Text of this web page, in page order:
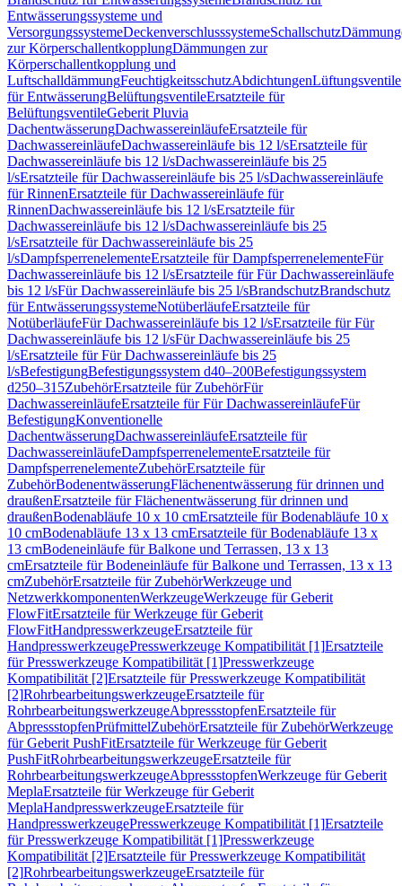
Entwässerungssysteme und
VersorgungssystemeDeckenverschlusssystemeSchallschutz
zur KörperschallentkopplungDämmungen zur
Körperschallentkopplung und
LuftschalldämmungFeuchtigkeitsschutzAbdichtungenLüftungsventile
für EntwässerungBelüftungsventileErsatzteile für
BelüftungsventileGeberit Pluvia
DachentwässerungDachwassereinläufeErsatzteile für
DachwassereinläufeDachwassereinläufe bis 12 l/sErsatzteile für
Dachwassereinläufe bis 12 l/sDachwassereinläufe bis 25
l/sErsatzteile für Dachwassereinläufe bis 25 l/sDachwassereinläufe
für RinnenErsatzteile für Dachwassereinläufe für
RinnenDachwassereinläufe bis 12 l/sErsatzteile für
Dachwassereinläufe bis 12 l/sDachwassereinläufe bis 25
l/sErsatzteile für Dachwassereinläufe bis 25
l/sDampfsperrenelementeErsatzteile für DampfsperrenelementeFür
Dachwassereinläufe bis 12 l/sErsatzteile für Für Dachwassereinläufe
bis 12 l/sFür Dachwassereinläufe bis 25 l/sBrandschutzBrandschutz
für EntwässerungssystemeNotüberläufeErsatzteile für
NotüberläufeFür Dachwassereinläufe bis 12 l/sErsatzteile für Für
Dachwassereinläufe bis 12 l/sFür Dachwassereinläufe bis 25
l/sErsatzteile für Für Dachwassereinläufe bis 25
l/sBefestigungBefestigungssystem d40–200Befestigungssystem
d250–315ZubehörErsatzteile für ZubehörFür
DachwassereinläufeErsatzteile für Für DachwassereinläufeFür
BefestigungKonventionelle
DachentwässerungDachwassereinläufeErsatzteile für
DachwassereinläufeDampfsperrenelementeErsatzteile für
DampfsperrenelementeZubehörErsatzteile für
ZubehörBodenentwässerungFlächenentwässerung für drinnen und
draußenErsatzteile für Flächenentwässerung für drinnen und
draußenBodenabläufe 10 x 10 cmErsatzteile für Bodenabläufe 10 x
10 cmBodenabläufe 13 x 13 cmErsatzteile für Bodenabläufe 13 x
13 cmBodeneinläufe für Balkone und Terrassen, 13 x 13
cmErsatzteile für Bodeneinläufe für Balkone und Terrassen, 13 x 13
cmZubehörErsatzteile für ZubehörWerkzeuge und
NetzwerkkomponentenWerkzeugeWerkzeuge für Geberit
FlowFitErsatzteile für Werkzeuge für Geberit
FlowFitHandpresswerkzeugeErsatzteile für
HandpresswerkzeugePresswerkzeuge Kompatibilität [1]Ersatzteile
für Presswerkzeuge Kompatibilität [1]Presswerkzeuge
Kompatibilität [2]Ersatzteile für Presswerkzeuge Kompatibilität
[2]RohrbearbeitungswerkzeugeErsatzteile für
RohrbearbeitungswerkzeugeAbpressstopfenErsatzteile für
AbpressstopfenPrüfmittelZubehörErsatzteile für ZubehörWerkzeuge
für Geberit PushFitErsatzteile für Werkzeuge für Geberit
PushFitRohrbearbeitungswerkzeugeErsatzteile für
RohrbearbeitungswerkzeugeAbpressstopfenWerkzeuge für Geberit
MeplaErsatzteile für Werkzeuge für Geberit
MeplaHandpresswerkzeugeErsatzteile für
HandpresswerkzeugePresswerkzeuge Kompatibilität [1]Ersatzteile
für Presswerkzeuge Kompatibilität [1]Presswerkzeuge
Kompatibilität [2]Ersatzteile für Presswerkzeuge Kompatibilität
[2]RohrbearbeitungswerkzeugeErsatzteile für